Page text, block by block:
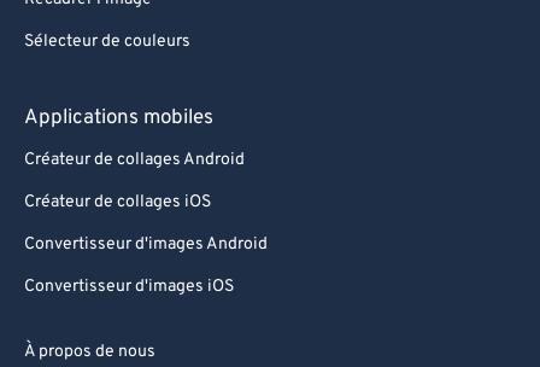
Sélecteur de couleurs
Applications mobiles
Créateur de collages Android
Créateur de collages iOS
Convertisseur d'images Android
Convertisseur d'images iOS
À propos de nous